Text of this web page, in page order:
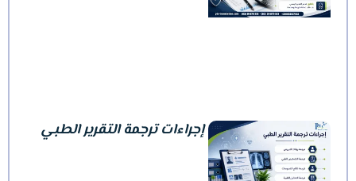
إجراءات ترجمة التقرير الطبي